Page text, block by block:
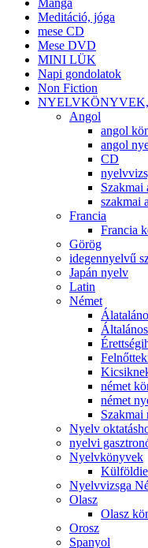
Manga
Meditáció, jóga
mese CD
Mese DVD
MINI LÜK
Napi gondolatok
Non Fiction
Angol
angol
angol
CD
Szakmai
szakmai
Francia
Francia
Görög
idegennyelvű
Japán nyelv
Latin
Német
német
német
Szakmai
Nyelv
nyelvi
Nyelvkönyvek
Nyelvvizsga
Olasz
Olasz
Orosz
Spanyol